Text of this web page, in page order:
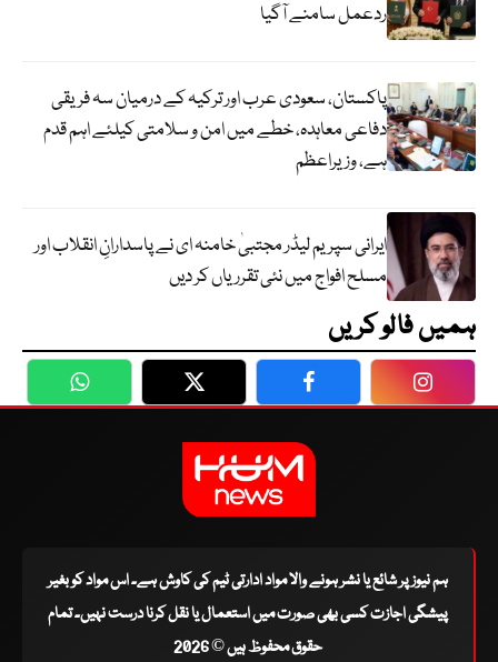
ردعمل سامنے آگیا
پاکستان، سعودی عرب اور ترکیہ کے درمیان سہ فریقی
دفاعی معاہدہ، خطے میں امن و سلامتی کیلئے اہم قدم
ہے، وزیراعظم
ایرانی سپریم لیڈر مجتبیٰ خامنہ ای نے پاسدارانِ انقلاب اور
مسلح افواج میں نئی تقرریاں کر دیں
ہمیں فالو کریں
WhatsApp Twitter Facebook
ہم نیوز پر شائع یا نشر ہونے والا مواد ادارتی ٹیم کی کاوش ہے۔ اس مواد کو بغیر
پیشگی اجازت کسی بھی صورت میں استعمال یا نقل کرنا درست نہیں۔ تمام
حقوق محفوظ ہیں © 2026